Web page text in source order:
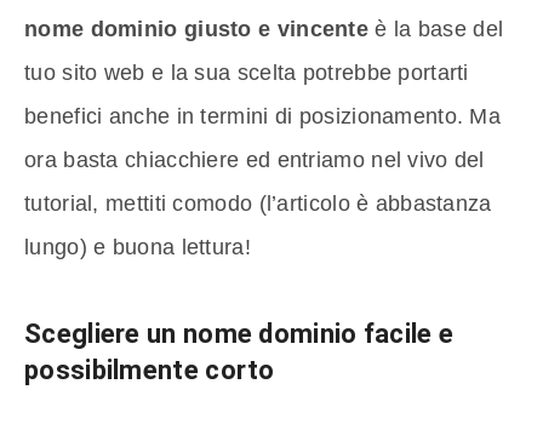
nome dominio giusto e vincente è la base del
tuo sito web e la sua scelta potrebbe portarti
benefici anche in termini di posizionamento. Ma
ora basta chiacchiere ed entriamo nel vivo del
tutorial, mettiti comodo (l’articolo è abbastanza
lungo) e buona lettura!
Scegliere un nome dominio facile e
possibilmente corto